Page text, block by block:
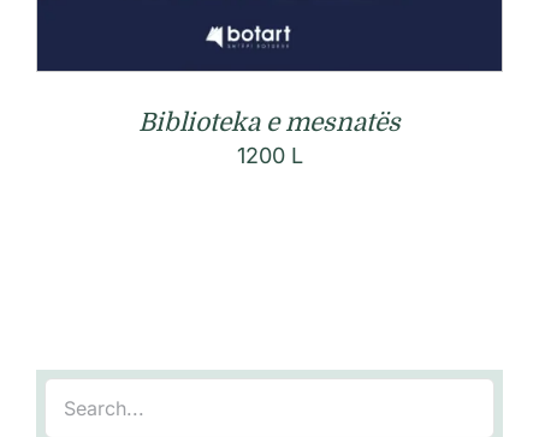
Biblioteka e mesnatës
1200 L